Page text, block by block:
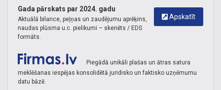
Apskatīt
Gada pārskats par 2024. gadu
Aktuālā bilance, peļņas un zaudējumu aprēķins,
naudas plūsma u.c. pielikumi – skenēts / EDS
formāts.
Piegādā unikāli plašas un ātras satura
meklēšanas iespējas konsolidētā juridisko un faktisko uzņēmumu
datu bāzē.